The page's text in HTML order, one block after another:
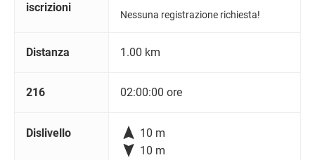
iscrizioni
Nessuna registrazione richiesta!
Distanza 1.00 km
216 02:00:00 ore
Dislivello  10 m
 10 m